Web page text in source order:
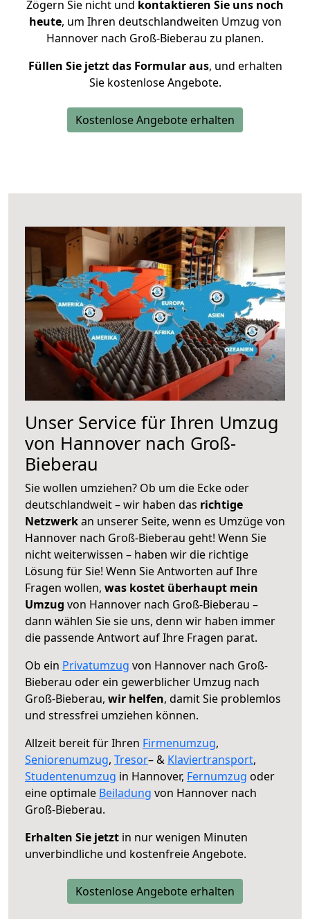
Zögern Sie nicht und kontaktieren Sie uns noch
heute, um Ihren deutschlandweiten Umzug von
Hannover nach Groß-Bieberau zu planen.
Füllen Sie jetzt das Formular aus, und erhalten
Sie kostenlose Angebote.
Kostenlose Angebote erhalten
Unser Service für Ihren Umzug
von Hannover nach Groß-
Bieberau
Sie wollen umziehen? Ob um die Ecke oder
deutschlandweit – wir haben das richtige
Netzwerkan unserer Seite, wenn es Umzüge von
Hannover nach Groß-Bieberau geht! Wenn Sie
nicht weiterwissen – haben wir die richtige
Lösung für Sie! Wenn Sie Antworten auf Ihre
Fragen wollen, was kostet überhaupt mein
Umzug von Hannover nach Groß-Bieberau –
dann wählen Sie sie uns, denn wir haben immer
die passende Antwort auf Ihre Fragen parat.
Ob ein Privatumzug von Hannover nach Groß-
Bieberau oder ein gewerblicher Umzug nach
Groß-Bieberau, wir helfen, damit Sie problemlos
und stressfrei umziehen können.
Allzeit bereit für Ihren Firmenumzug,
Seniorenumzug, Tresor– & Klaviertransport,
Studentenumzug in Hannover, Fernumzug oder
eine optimale Beiladung von Hannover nach
Groß-Bieberau.
Erhalten Sie jetzt in nur wenigen Minuten
unverbindliche und kostenfreie Angebote.
Kostenlose Angebote erhalten